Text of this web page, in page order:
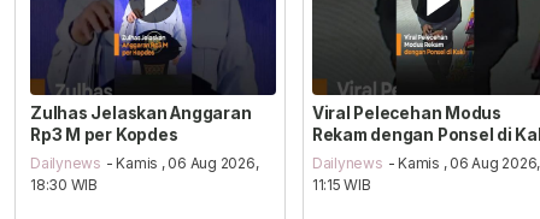
Zulhas Jelaskan Anggaran
Rp3 M per Kopdes
Dailynews - Kamis , 06 Aug 2026,
18:30 WIB
Viral Pelecehan Modus
Rekam dengan Ponsel di
Dailynews - Kamis , 06 Aug 2026,
11:15 WIB